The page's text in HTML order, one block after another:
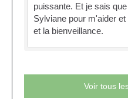
puissante. Et je sais
Sylviane pour m'aider
et la bienveillance.
Voir tous